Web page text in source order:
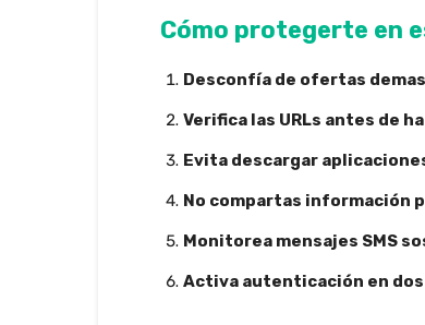
Cómo protegerte en
Desconfía de ofertas
Verifica las URLs antes de
Evita descargar
No compartas información
Monitorea mensajes SMS
Activa autenticación en dos